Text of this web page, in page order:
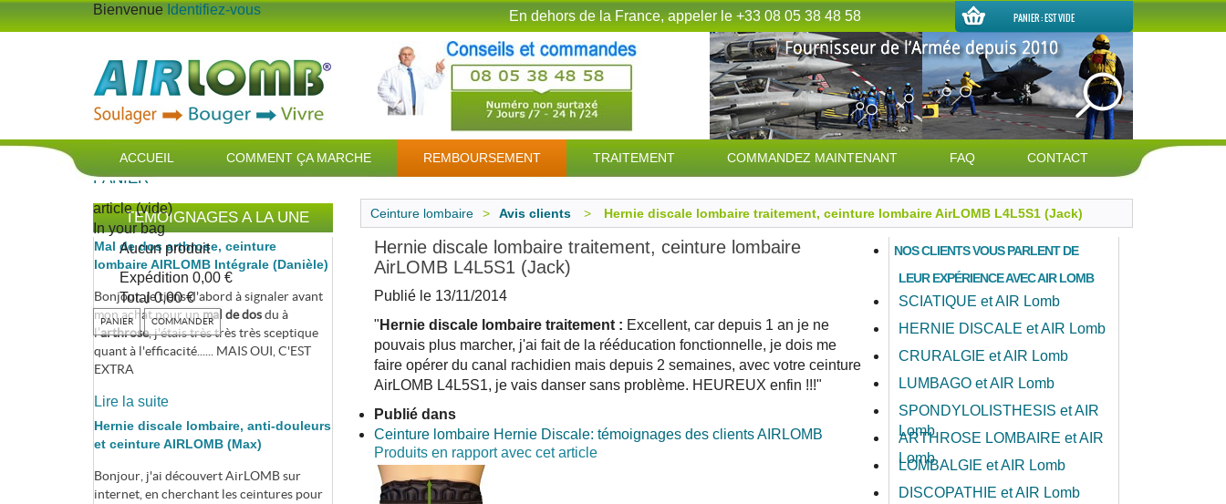
En dehors de la France, appeler le +33 08 05 38 48 58 PANIER :EST VIDE
Bienvenue Identifiez-vous
ACCUEIL COMMENT ÇA MARCHE REMBOURSEMENT TRAITEMENT COMMANDEZ MAINTENANT FAQ CONTACT
PANIER
article (vide)
In your bag
Aucun produit
Expédition 0,00 €
Total 0,00 €
PANIER COMMANDER
Ceinture lombaire > Avis clients > Hernie discale lombaire traitement, ceinture lombaire AirLOMB L4L5S1 (Jack)
Hernie discale lombaire traitement, ceinture lombaire
AirLOMB L4L5S1 (Jack)
Publié le 13/11/2014
" Hernie discale lombaire traitement : Excellent, car depuis 1 an je ne
pouvais plus marcher, j'ai fait de la rééducation fonctionnelle, je dois me
faire opérer du canal rachidien mais depuis 2 semaines, avec votre ceinture
AirLOMB L4L5S1, je vais danser sans problème. HEUREUX enfin !!!"
Publié dans
Ceinture lombaire Hernie Discale: témoignages des clients AIRLOMB
Produits en rapport avec cet article
NOS CLIENTS VOUS PARLENT DE
LEUR EXPÉRIENCE AVEC AIR LOMB
SCIATIQUE et AIR Lomb
HERNIE DISCALE et AIR Lomb
CRURALGIE et AIR Lomb
LUMBAGO et AIR Lomb
SPONDYLOLISTHESIS et AIR
Lomb
ARTHROSE LOMBAIRE et AIR
Lomb
LOMBALGIE et AIR Lomb
DISCOPATHIE et AIR Lomb
TEMOIGNAGES A LA UNE
Mal de dos arthrose, ceinture
lombaire AIRLOMB Intégrale (Danièle)
Bonjour, je tiens d'abord à signaler avant
mon achat pour un mal de dosdu à
l’arthrose, j'étais très très très sceptique
quant à l'efficacité...... MAIS OUI, C'EST
EXTRA
Lire la suite
Hernie discale lombaire, anti-douleurs
et ceinture AIRLOMB (Max)
Bonjour, j'ai découvert AirLOMB sur
internet, en cherchant les ceintures pour